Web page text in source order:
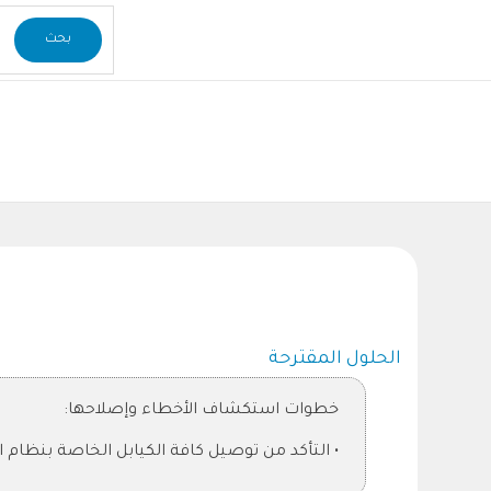
الحلول المقترحة
خطوات استكشاف الأخطاء وإصلاحها:
• التأكد من توصيل كافة الكيابل الخاصة بنظام